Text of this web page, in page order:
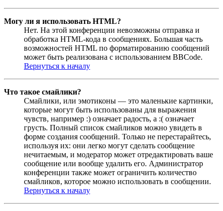
Могу ли я использовать HTML?
Нет. На этой конференции невозможны отправка и
обработка HTML-кода в сообщениях. Большая часть
возможностей HTML по форматированию сообщений
может быть реализована с использованием BBCode.
Вернуться к началу
Что такое смайлики?
Смайлики, или эмотиконы — это маленькие картинки,
которые могут быть использованы для выражения
чувств, например :) означает радость, а :( означает
грусть. Полный список смайликов можно увидеть в
форме создания сообщений. Только не перестарайтесь,
используя их: они легко могут сделать сообщение
нечитаемым, и модератор может отредактировать ваше
сообщение или вообще удалить его. Администратор
конференции также может ограничить количество
смайликов, которое можно использовать в сообщении.
Вернуться к началу